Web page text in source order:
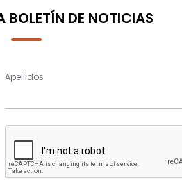
BOLETÍN DE NOTICIAS
Apellidos